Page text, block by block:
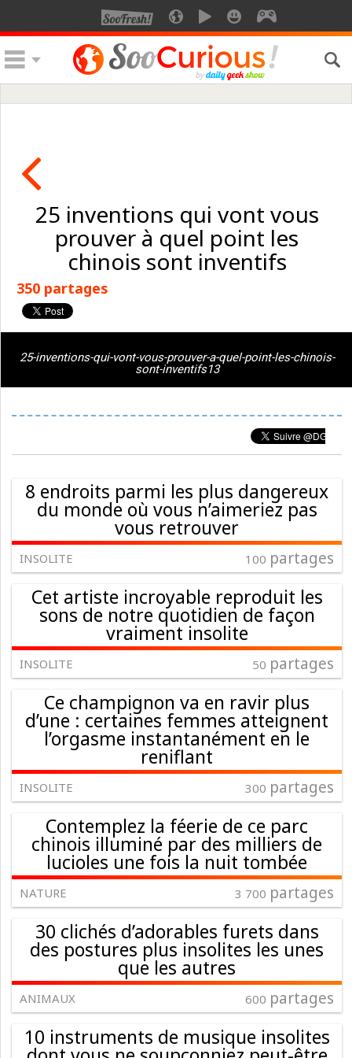
25 inventions qui vont vous
prouver à quel point les
chinois sont inventifs
350 partages
25-inventions-qui-vont-vous-prouver-a-quel-point-les-chinois-
sont-inventifs13
8 endroits parmi les plus dangereux
du monde où vous n’aimeriez pas
vous retrouver
INSOLITE 100 partages
Cet artiste incroyable reproduit les
sons de notre quotidien de façon
vraiment insolite
INSOLITE 50 partages
Ce champignon va en ravir plus
d’une : certaines femmes atteignent
l’orgasme instantanément en le
reniflant
INSOLITE 300 partages
Contemplez la féerie de ce parc
chinois illuminé par des milliers de
lucioles une fois la nuit tombée
NATURE 3 700 partages
30 clichés d’adorables furets dans
des postures plus insolites les unes
que les autres
ANIMAUX 600 partages
10 instruments de musique insolites